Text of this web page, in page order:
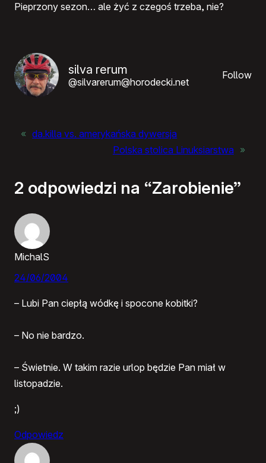
Pieprzony sezon… ale żyć z czegoś trzeba, nie?
silva rerum
@silvarerum@horodecki.net
Follow
« da.killa vs. amerykańska dywersja
Polska stolica Linuksiarstwa »
2 odpowiedzi na “Zarobienie”
MichalS
24/06/2004
– Lubi Pan ciepłą wódkę i spocone kobitki?
– No nie bardzo.
– Świetnie. W takim razie urlop będzie Pan miał w
listopadzie.
;)
Odpowiedz